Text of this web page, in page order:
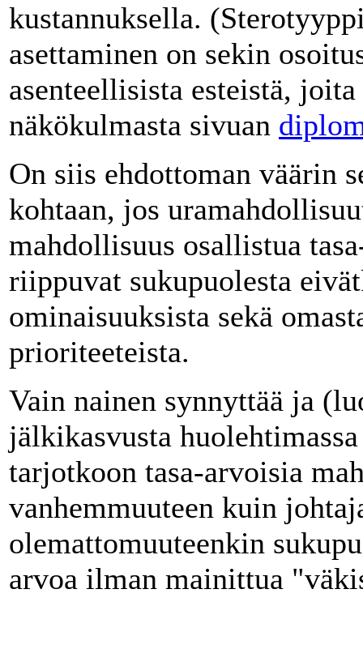
kustannuksella.
asettaminen on sekin
asenteellisista esteistä,
näkökulmasta sivuan
On siis ehdottoman väärin
kohtaan, jos
mahdollisuus osallistua
riippuvat sukupuolesta
ominaisuuksista sekä
prioriteeteista.
Vain nainen synnyttää ja
jälkikasvusta
tarjotkoon tasa-arvoisia
vanhemmuuteen kuin
olemattomuuteenkin
arvoa ilman mainittua